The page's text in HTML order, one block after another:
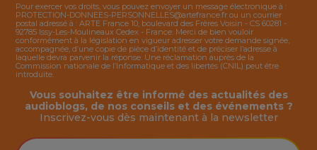
Pour exercer vos droits, vous pouvez envoyer un message électronique à :
PROTECTION-DONNEES-PERSONNELLES@artefrance.fr ou un courrier
postal adressé à : ARTE France 10, boulevard des Frères Voisin - CS 60281 -
92785 Issy-Les-Moulineaux Cedex - France. Merci de bien vouloir
conformément à la législation en vigueur adresser votre demande signée,
accompagnée, d’une copie de pièce d’identité et de préciser l’adresse à
laquelle devra parvenir la réponse. Une réclamation auprès de la
Commission nationale de l’Informatique et des libertés (CNIL) peut être
introduite.
Vous souhaitez être informé des actualités des
audioblogs, de nos conseils et des événements ?
Inscrivez-vous dès maintenant à la newsletter